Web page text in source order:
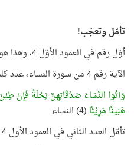
تأمّل وتعجّب!
أوّل رقم في العمود الأوّل 4، وهذا هو عدد سور المجموعة!
الآية رقم 4 من سورة النساء، عدد كلماتها 14 كلمة:
وَآتُوا النَّسَاءَ صَدُقَاتِهِنَّ نِحْلَةً فَإِنْ
هَنِيئًا مَرِيْئًا (4) النساء
تأمّل العدد الثاني في العمود الأول 14 والذي تحته مباشرة 78